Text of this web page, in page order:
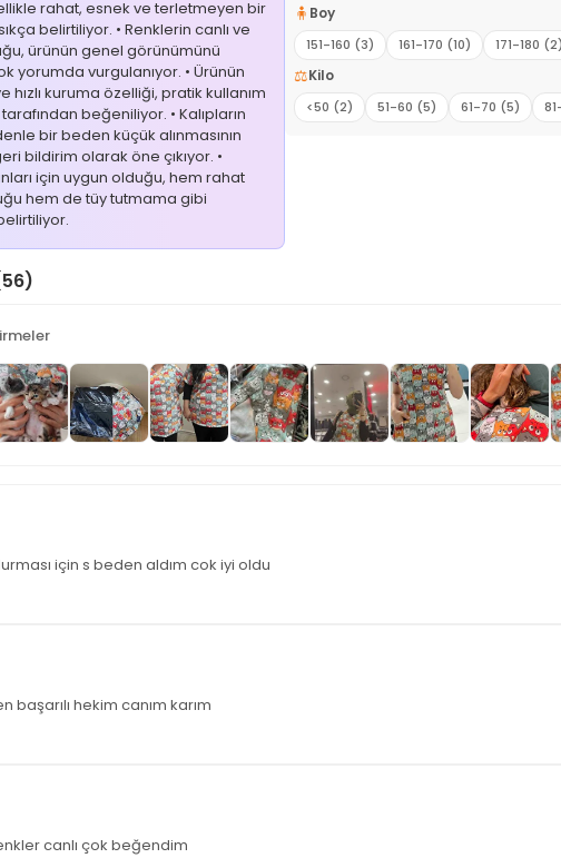
rahat, esnek ve terletmeyen bir
belirtiliyor. • Renklerin canlı ve
ürünün genel görünümünü
yorumda vurgulanıyor. • Ürünün
kuruma özelliği, pratik kullanım
tarafından beğeniliyor. • Kalıpların
bir beden küçük alınmasının
bildirim olarak öne çıkıyor. •
için uygun olduğu, hem rahat
hem de tüy tutmama gibi
🧍 Boy
151-160 (3)
161-170 (10) 171-180 (2)
⚖️Kilo
<50 (2)
51-60 (5) 61-70 (5)
için s beden aldım cok iyi oldu
başarılı hekim canım karım
canlı çok beğendim